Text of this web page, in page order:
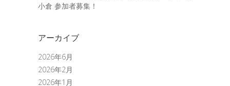
小倉 参加者募集！
アーカイブ
2026年6月
2026年2月
2026年1月